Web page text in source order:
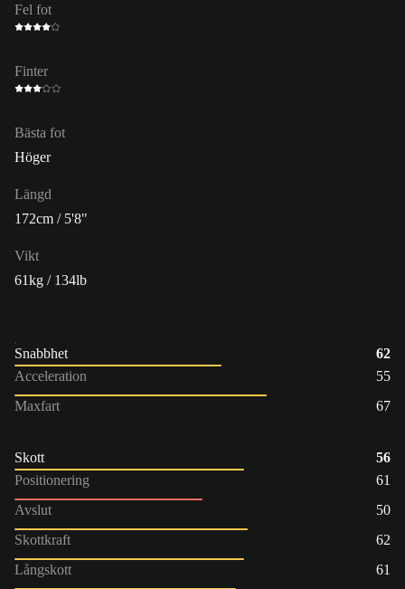
Fel fot
Finter
Bästa fot
Höger
Längd
172cm / 5'8"
Vikt
61kg / 134lb
Snabbhet
62
Acceleration
55
Maxfart
67
Skott
56
Positionering
61
Avslut
50
Skottkraft
62
Långskott
61